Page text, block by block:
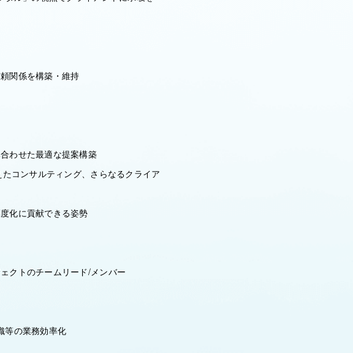
関係を構築・維持
わせた最適な提案構築
コンサルティング、さらなるクライア
化に貢献できる姿勢
クトのチームリード/メンバー
等の業務効率化